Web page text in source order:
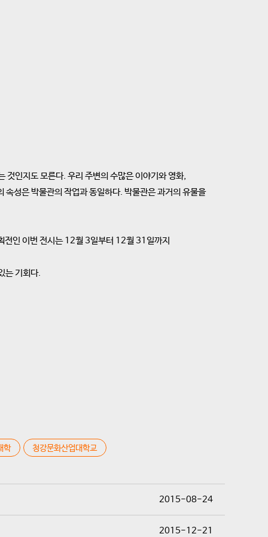
것인지도 모른다. 우리 주변의 수많은 이야기와 영화,
속성은 박물관의 작업과 동일하다. 박물관은 과거의 유물을
전인 이번 전시는 12월 3일부터 12월 31일까지
는 기회다.
학 청강문화산업대학교
2015-08-24
2015-12-21